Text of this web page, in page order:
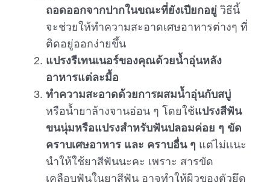
ถอดออกจากปากในขณะที่ยังเปียกอยู่วิธีนี้
จะช่วยให้ทำความสะอาดเศษอาหารต่างๆ ที่
ติดอยู่ออกง่ายขึ้น
แปรงรีเทนเนอร์ของคุณด้วยน้ำอุ่นหลัง
อาหารแต่ละมื้อ
ทำความสะอาดด้วยการผสมน้ำอุ่นกับสบู่
หรือน้ำยาล้างจานอ่อน ๆ โดยใช้แปรงสีฟัน
ขนนุ่มหรือแปรงสำหรับฟันปลอมค่อย ๆ ขัด
คราบเศษอาหาร และ คราบอื่น ๆ แต่ไม่เเนะ
นำให้ใช้ยาสีฟันนะคะ เพราะ สารขัด
เคลือบฟันในยาสีฟัน อาจทำให้ผิวของตัวยึด